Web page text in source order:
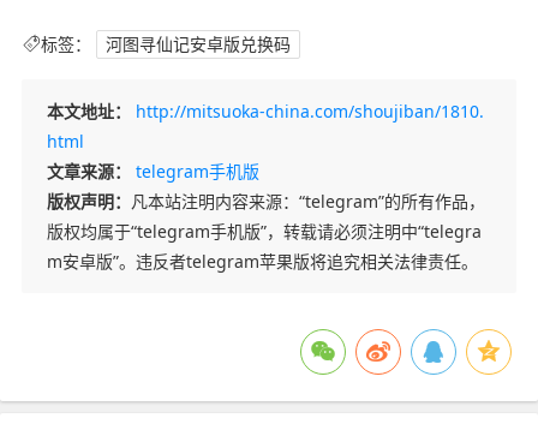
标签： 河图寻仙记安卓版兑换码
本文地址：
http://mitsuoka-china.com/shoujiban/1810.
html
文章来源：
telegram手机版
版权声明： 凡本站注明内容来源：“telegram”的所有作品，
版权均属于“telegram手机版”，转载请必须注明中“telegra
m安卓版”。违反者telegram苹果版将追究相关法律责任。